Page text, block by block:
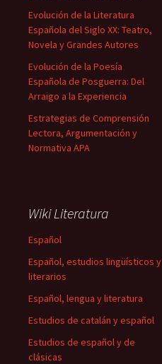
Evolución de la Literatura
Española del Siglo XX: Teatro,
Novela y Grandes Autores
Evolución de la Poesía
Española de Posguerra: Del
Arraigo a la Experiencia
Estrategias de Comprensión
Lectora, Argumentación y
Normativa APA
Wiki Literatura
Español
Español, estudios lingüísticos y
literarios
Español, lengua y literatura
Estudios de catalán y español
Estudios de español y de
clásicas